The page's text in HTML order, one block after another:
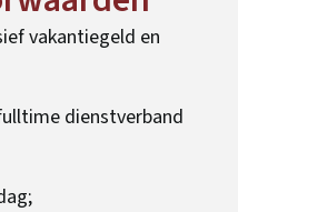
vakantiegeld en
dienstverband